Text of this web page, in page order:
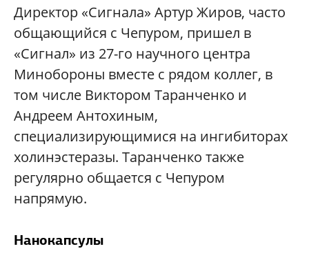
Директор «Сигнала» Артур Жиров, часто
общающийся с Чепуром, пришел в
«Сигнал» из 27-го научного центра
Минобороны вместе с рядом коллег, в
том числе Виктором Таранченко и
Андреем Антохиным,
специализирующимися на ингибиторах
холинэстеразы. Таранченко также
регулярно общается с Чепуром
напрямую.
Нанокапсулы